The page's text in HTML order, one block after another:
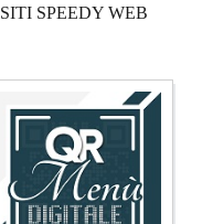
SITI SPEEDY WEB